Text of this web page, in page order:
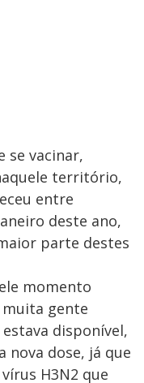
se vacinar,
território,
entre
deste ano,
parte destes
momento
gente
disponível,
nova dose, já que
H3N2 que